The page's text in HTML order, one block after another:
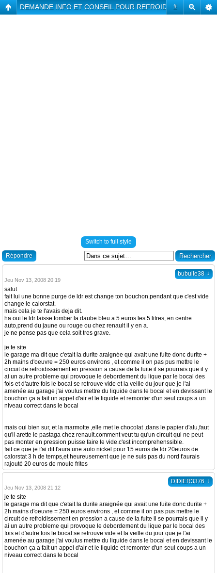
#
DEMANDE INFO ET CONSEIL POUR REFROIDISSEMENT
Switch to full style
Répondre
bubulle38 ↓
Jeu Nov 13, 2008 20:19
salut
fait lui une bonne purge de ldr est change ton bouchon.pendant que c'est vide
change le calorstat.
mais cela je te l'avais deja dit.
ha oui le ldr laisse tomber la daube bleu a 5 euros les 5 litres, en centre
auto,prend du jaune ou rouge ou chez renault il y en a.
je ne pense pas que cela soit tres grave.
je te site
le garage ma dit que c'etait la durite araignée qui avait une fuite donc durite +
2h mains d'oeuvre = 250 euros environs , et comme il on pas pus mettre le
circuit de refroidissement en pression a cause de la fuite il se pourrais que il y
ai un autre probleme qui provoque le debordement du lique par le bocal des
fois et d'autre fois le bocal se retrouve vide et la veille du jour que je l'ai
amenée au garage j'ai voulus mettre du liquide dans le bocal et en devissant le
bouchon ça a fait un appel d'air et le liquide et remonter d'un seul coups a un
niveau correct dans le bocal
mais oui bien sur, et la marmotte ,elle met le chocolat ,dans le papier d'alu,faut
qu'il arette le pastaga chez renault.comment veut tu qu'un circuit qui ne peut
pas monter en pression puisse faire le vide.c'est incomprehenssible.
fait ce que je t'ai dit t'aura une auto nickel pour 15 euros de ldr 20euros de
calorstat 3 h de temps,et heureusement que je ne suis pas du nord t'aurais
rajouté 20 euros de moule frites
DIDIER3376 ↓
Jeu Nov 13, 2008 21:12
je te site
le garage ma dit que c'etait la durite araignée qui avait une fuite donc durite +
2h mains d'oeuvre = 250 euros environs , et comme il on pas pus mettre le
circuit de refroidissement en pression a cause de la fuite il se pourrais que il y
ai un autre probleme qui provoque le debordement du lique par le bocal des
fois et d'autre fois le bocal se retrouve vide et la veille du jour que je l'ai
amenée au garage j'ai voulus mettre du liquide dans le bocal et en devissant le
bouchon ça a fait un appel d'air et le liquide et remonter d'un seul coups a un
niveau correct dans le bocal